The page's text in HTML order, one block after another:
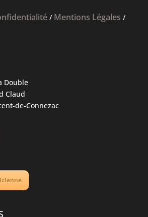
/ Mentions Légales /
Double
Claud
de-Connezac